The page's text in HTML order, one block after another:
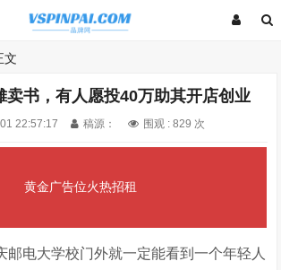
文
卖书，有人愿投40万助其开店创业
22:57:17 稿源： 围观 :829 次
黄金广告位火热招租
邮电大学校门外就一定能看到一个年轻人